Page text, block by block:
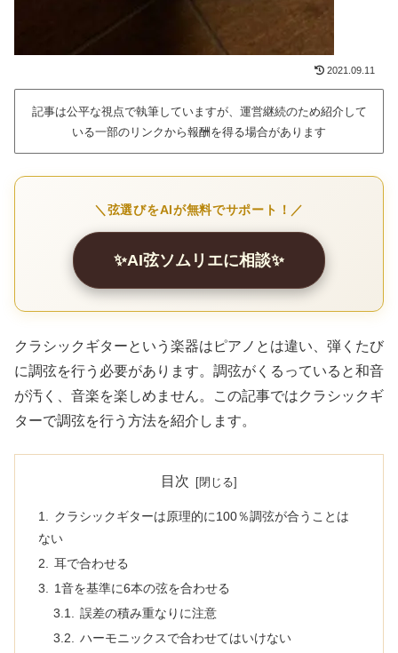
2021.09.11
記事は公平な視点で執筆していますが、運営継続のため紹介して
いる一部のリンクから報酬を得る場合があります
＼弦選びをAIが無料でサポート！／
✨AI弦ソムリエに相談✨
クラシックギターという楽器はピアノとは違い、弾くたび
に調弦を行う必要があります。調弦がくるっていると和音
が汚く、音楽を楽しめません。この記事ではクラシックギ
ターで調弦を行う方法を紹介します。
目次
クラシックギターは原理的に100％調弦が合うことは
ない
耳で合わせる
1音を基準に6本の弦を合わせる
誤差の積み重なりに注意
ハーモニックスで合わせてはいけない